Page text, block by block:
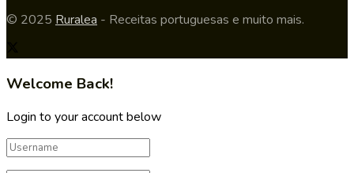
© 2025 Ruralea - Receitas portuguesas e muito mais.
Welcome Back!
Login to your account below